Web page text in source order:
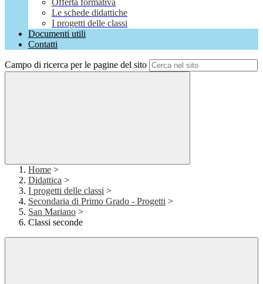
Offerta formativa
Le schede didattiche
I progetti delle classi
Documenti utili
Contatti
Campo di ricerca per le pagine del sito
Home >
Didattica >
I progetti delle classi >
Secondaria di Primo Grado - Progetti >
San Mariano >
Classi seconde